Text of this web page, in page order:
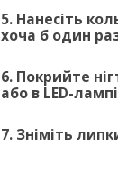
5. Нанесіть
хоча б один
6. Покрийте
або в LED-
7. Зніміть